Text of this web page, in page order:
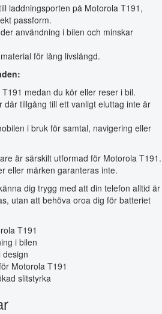
laddningsporten på Motorola T191,
passform.
användning i bilen och minskar
för lång livslängd.
medan du kör eller reser i bil.
där tillgång till ett vanligt eluttag inte är
i bruk för samtal, navigering eller
är särskilt utformad för Motorola T191.
eller märken garanteras inte.
dig trygg med att din telefon alltid är
utan att behöva oroa dig för batteriet
T191
i bilen
design
Motorola T191
slitstyrka